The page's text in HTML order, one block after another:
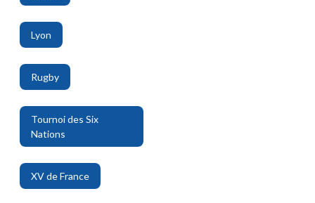
,
Lyon
,
Rugby
,
Tournoi des Six
Nations
,
XV de France